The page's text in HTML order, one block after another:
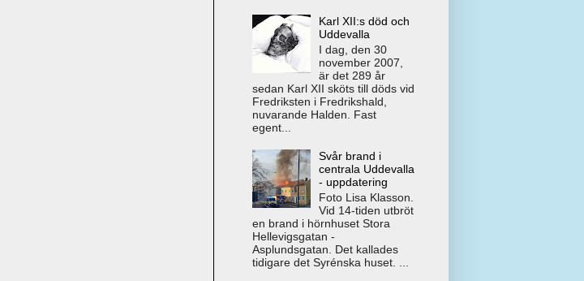
Karl XII:s död och
Uddevalla
I dag, den 30
november 2007,
är det 289 år
sedan Karl XII sköts till döds vid
Fredriksten i Fredrikshald,
nuvarande Halden. Fast
egent...
Svår brand i
centrala Uddevalla
- uppdatering
Foto Lisa Klasson.
Vid 14-tiden utbröt
en brand i hörnhuset Stora
Hellevigsgatan -
Asplundsgatan. Det kallades
tidigare det Syrénska huset. ...